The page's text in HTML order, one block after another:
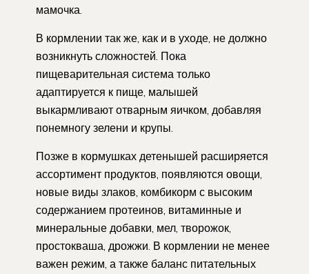
мамочка.
В кормлении так же, как и в уходе, не должно
возникнуть сложностей. Пока
пищеварительная система только
адаптируется к пище, малышей
выкармливают отварным яичком, добавляя
понемногу зелени и крупы.
Позже в кормушках детенышей расширяется
ассортимент продуктов, появляются овощи,
новые виды злаков, комбикорм с высоким
содержанием протеинов, витаминные и
минеральные добавки, мел, творожок,
простокваша, дрожжи. В кормлении не менее
важен режим, а также баланс питательных